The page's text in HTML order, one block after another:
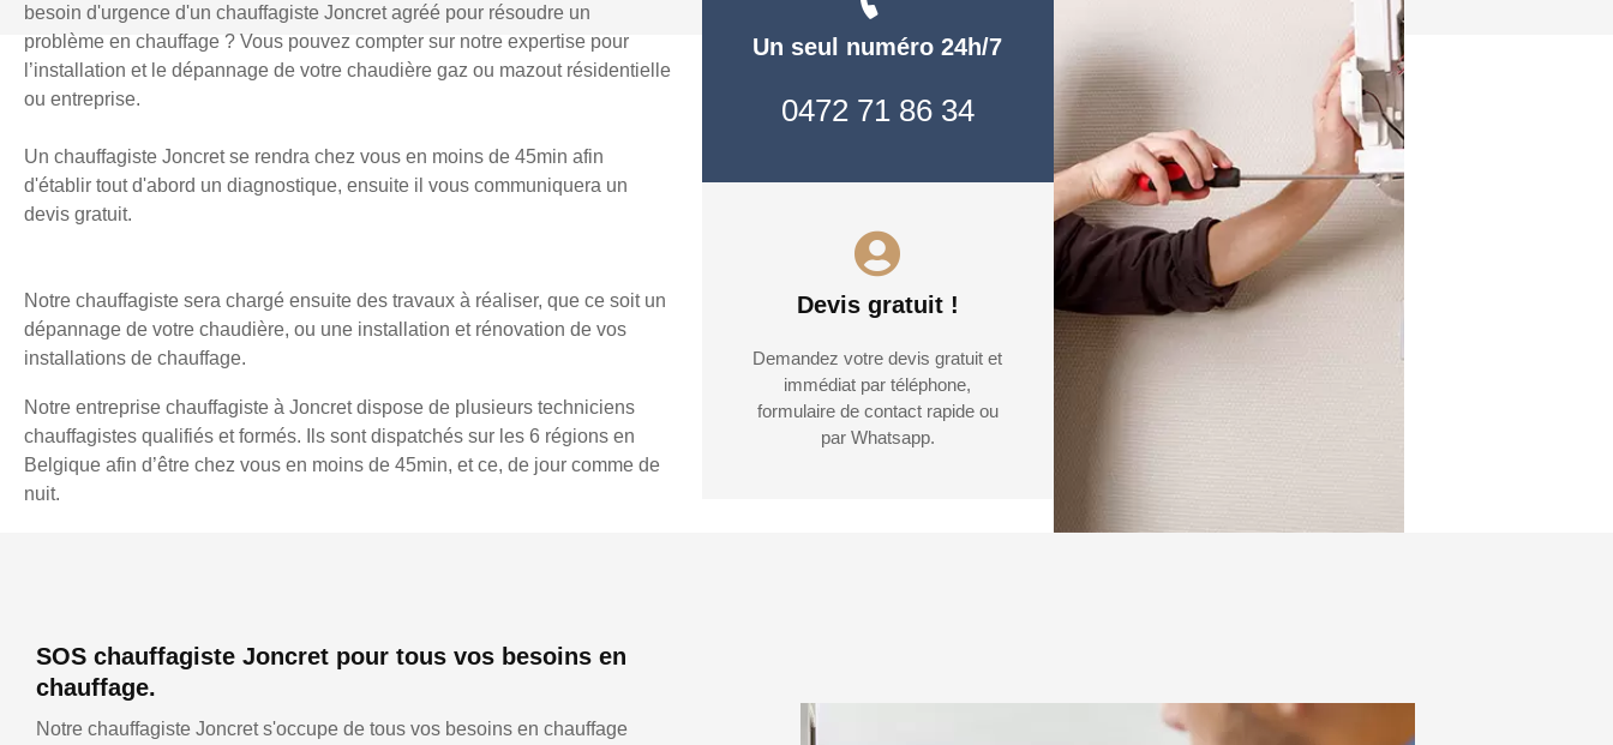
besoin d'urgence d'un chauffagiste Joncret agréé pour résoudre un
problème en chauffage ? Vous pouvez compter sur notre expertise pour
l’installation et le dépannage de votre chaudière gaz ou mazout résidentielle
ou entreprise.
Un chauffagiste Joncret se rendra chez vous en moins de 45min afin
d'établir tout d'abord un diagnostique, ensuite il vous communiquera un
devis gratuit.
Notre chauffagiste sera chargé ensuite des travaux à réaliser, que ce soit un
dépannage de votre chaudière, ou une installation et rénovation de vos
installations de chauffage.
Notre entreprise chauffagiste à Joncret dispose de plusieurs techniciens
chauffagistes qualifiés et formés. Ils sont dispatchés sur les 6 régions en
Belgique afin d’être chez vous en moins de 45min, et ce, de jour comme de
nuit.
Un seul numéro 24h/7
0472 71 86 34
Devis gratuit !
Demandez votre devis gratuit et
immédiat par téléphone,
formulaire de contact rapide ou
par Whatsapp.
SOS chauffagiste Joncret pour tous vos besoins en
chauffage.
Notre chauffagiste Joncret s'occupe de tous vos besoins en chauffage